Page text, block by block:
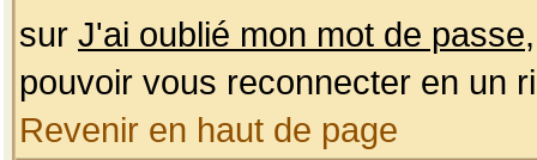
sur J'ai oublié mon mot de passe
pouvoir vous reconnecter en un
Revenir en haut de page